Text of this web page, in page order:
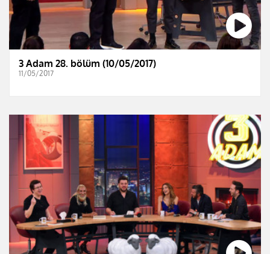
3 Adam 28. bölüm (10/05/2017)
11/05/2017